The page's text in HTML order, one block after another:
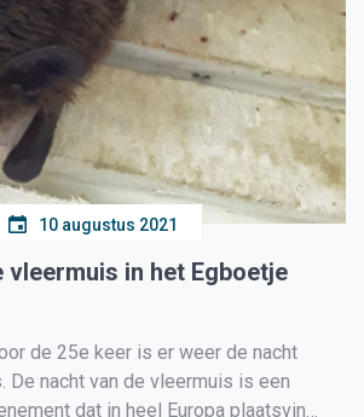
10 augustus 2021
vleermuis in het Egboetje
de 25e keer is er weer de nacht
De nacht van de vleermuis is een
dat in heel Europa plaatsvindt